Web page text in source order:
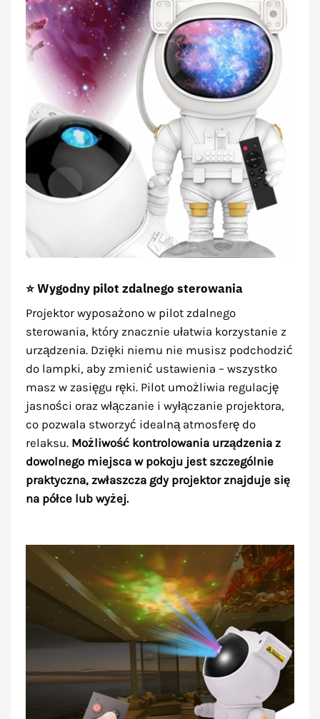
⭐ Wygodny pilot zdalnego sterowania
Projektor wyposażono w pilot zdalnego
sterowania, który znacznie ułatwia korzystanie z
urządzenia. Dzięki niemu nie musisz podchodzić
do lampki, aby zmienić ustawienia – wszystko
masz w zasięgu ręki. Pilot umożliwia regulację
jasności oraz włączanie i wyłączanie projektora,
co pozwala stworzyć idealną atmosferę do
relaksu.Możliwość kontrolowania urządzenia z
dowolnego miejsca w pokoju jest szczególnie
praktyczna, zwłaszcza gdy projektor znajduje się
na półce lub wyżej.